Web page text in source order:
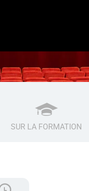
SUR LA FORMATION